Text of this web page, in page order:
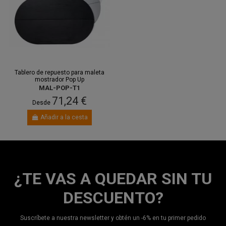
Tablero de repuesto para maleta
mostrador Pop Up
MAL-POP-T1
Desde 71,24 €
Añadir a la cesta
¿TE VAS A QUEDAR SIN TU
DESCUENTO?
Suscríbete a nuestra newsletter y obtén un -6% en tu primer pedido